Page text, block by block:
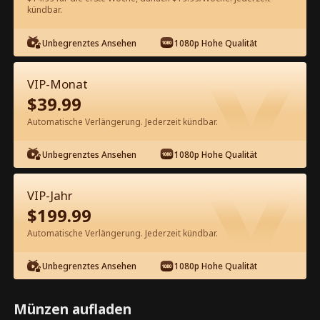
60 Jetzt entsperren
Kostenlos in der App ansehen
Episode 28 - Den Löwen bändigen:
Milliardär auf Fahrrädern
Kompletter Film
0-49 50-65
28 29 30 31 32
kündbar.
Unbegrenztes Ansehen 1080p Hohe Qualität
VIP-Monat
$39.99
Automatische Verlängerung. Jederzeit kündbar.
Unbegrenztes Ansehen 1080p Hohe Qualität
VIP-Jahr
$199.99
Automatische Verlängerung. Jederzeit kündbar.
Unbegrenztes Ansehen 1080p Hohe Qualität
Münzen aufladen